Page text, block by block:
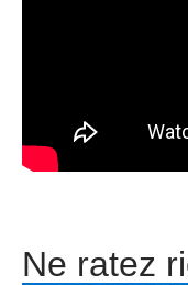
Ne ratez